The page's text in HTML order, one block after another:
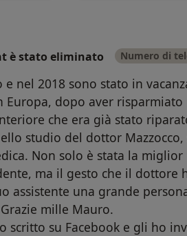
è stato eliminato Numero di
nel 2018 sono stato in
Europa, dopo aver
che era già stato
studio del dottor Mazzocco,
Non solo è stata la
ma il gesto che il dottore
assistente una grande
mille Mauro.
scritto su Facebook e gli ho